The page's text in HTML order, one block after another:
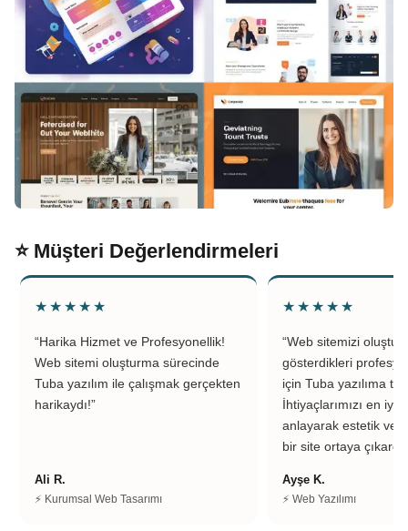
⭐ Müşteri Değerlendirmeleri
★★★★★
“Harika Hizmet ve Profesyonellik!
Web sitemi oluşturma sürecinde
Tuba yazılım ile çalışmak gerçekten
harikaydı!”
Ali R.
⚡ Kurumsal Web Tasarımı
★★★★★
“Web sitemizi
gösterdikleri
için Tuba yazılıma
İhtiyaçlarımızı en iyi
anlayarak estetik ve
bir site ortaya
Ayşe K.
⚡ Web Yazılımı